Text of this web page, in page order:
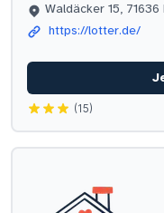
Waldäcker 15,
https://lotter.de/
(15)